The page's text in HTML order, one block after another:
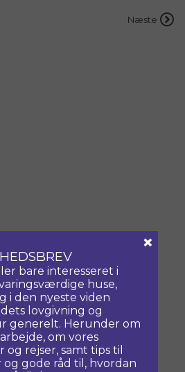
Næste
bare interesseret i
huse,
i den nyeste viden
lovgivning og
generelt. Herunder om
om vores
rejser, samt tips til
gode råd til, hvordan
×